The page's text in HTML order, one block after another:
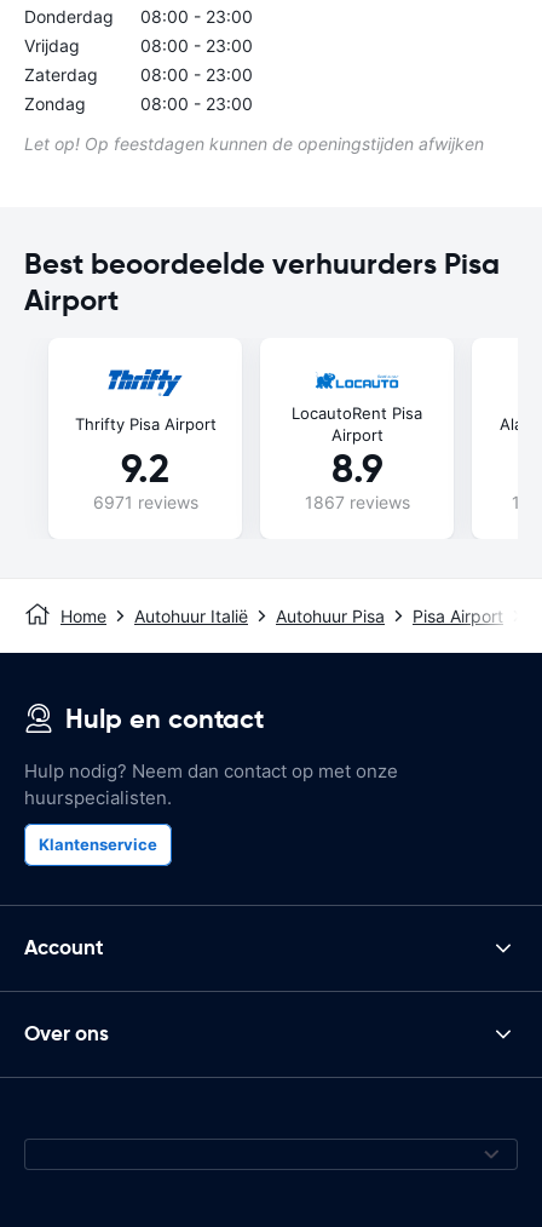
Donderdag
08:00 - 23:00
Vrijdag
08:00 - 23:00
Zaterdag
08:00 - 23:00
Zondag
08:00 - 23:00
Let op! Op feestdagen kunnen de openingstijden afwijken
Best beoordeelde verhuurders Pisa
Airport
Thrifty Pisa Airport
9.2
6971 reviews
LocautoRent Pisa
Airport
8.9
1867 reviews
Home Autohuur Italië Autohuur Pisa Pisa Airport
Hulp en contact
Hulp nodig? Neem dan contact op met onze
huurspecialisten.
Klantenservice
Account
Over ons